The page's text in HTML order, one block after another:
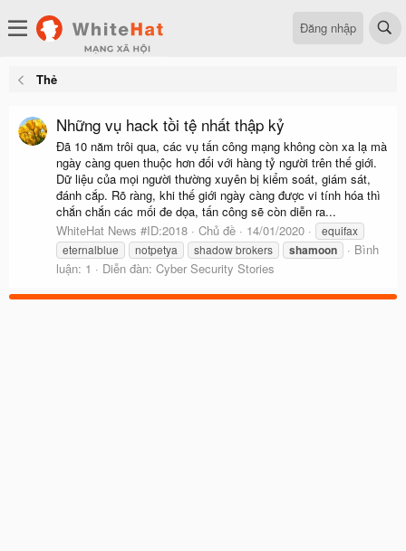
Đăng nhập
Thẻ
Những vụ hack tồi tệ nhất thập kỷ
Đã 10 năm trôi qua, các vụ tấn công mạng không còn xa lạ mà
ngày càng quen thuộc hơn đối với hàng tỷ người trên thế giới.
Dữ liệu của mọi người thường xuyên bị kiểm soát, giám sát,
đánh cắp. Rõ ràng, khi thế giới ngày càng được vi tính hóa thì
chắn chắn các mối đe dọa, tấn công sẽ còn diễn ra...
WhiteHat News #ID:2018
Chủ đề 14/01/2020
equifax
eternalblue
notpetya shadow brokers shamoon
Bình
luận: 1
Diễn đàn: Cyber Security Stories